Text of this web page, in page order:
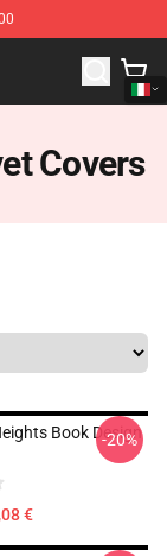
Heights
Covers
Book Design
€
-20%